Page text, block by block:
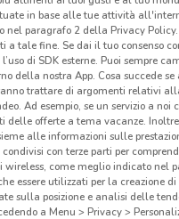
in base alle tue attività
paragrafo 2 della Privacy
a tale fine. Se dai il tuo consenso
di SDK esterne. Puoi sempre
della nostra App. Cosa succede
trattare di argomenti relativi
Ad esempio, se un servizio a
delle offerte a tema vacanze.
alle informazioni sulle
condivisi con terze parti per
wireless, come meglio indicato nel
essere utilizzati per la creazione
sulla posizione e analisi delle
a Menu > Privacy >